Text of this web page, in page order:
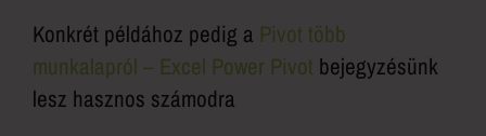
Konkrét példához pedig a Pivot több
munkalapról – Excel Power Pivot bejegyzésünk
lesz hasznos számodra